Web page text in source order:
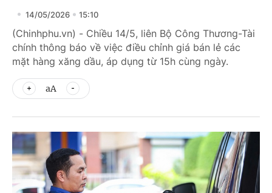
14/05/2026 15:10
(Chinhphu.vn) - Chiều 14/5, liên Bộ Công Thương-Tài
chính thông báo về việc điều chỉnh giá bán lẻ các
mặt hàng xăng dầu, áp dụng từ 15h cùng ngày.
aA